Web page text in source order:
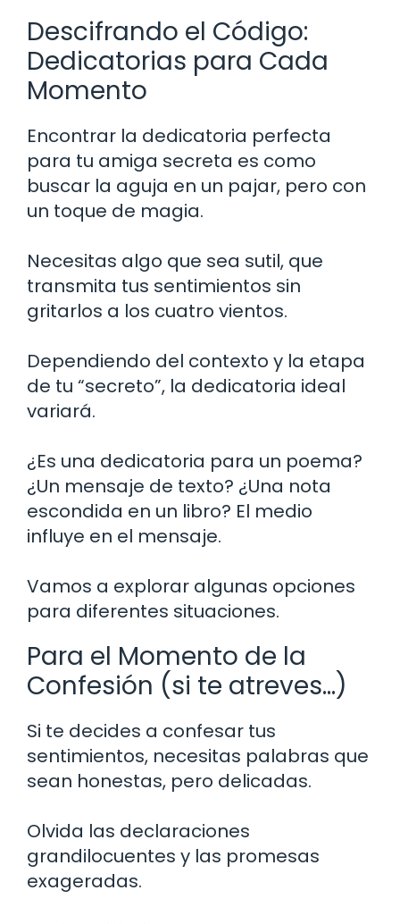
Descifrando el Código:
Dedicatorias para Cada
Momento
Encontrar la dedicatoria perfecta
para tu amiga secreta es como
buscar la aguja en un pajar, pero con
un toque de magia.
Necesitas algo que sea sutil, que
transmita tus sentimientos sin
gritarlos a los cuatro vientos.
Dependiendo del contexto y la etapa
de tu “secreto”, la dedicatoria ideal
variará.
¿Es una dedicatoria para un poema?
¿Un mensaje de texto? ¿Una nota
escondida en un libro? El medio
influye en el mensaje.
Vamos a explorar algunas opciones
para diferentes situaciones.
Para el Momento de la
Confesión (si te atreves…)
Si te decides a confesar tus
sentimientos, necesitas palabras que
sean honestas, pero delicadas.
Olvida las declaraciones
grandilocuentes y las promesas
exageradas.